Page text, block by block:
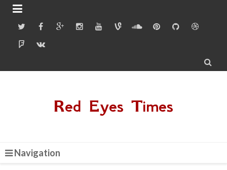


Red Eyes Times
Navigation